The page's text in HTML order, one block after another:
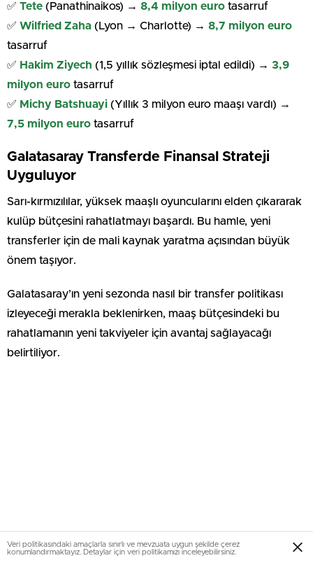
✅ Tete (Panathinaikos) → 8,4 milyon euro tasarruf
✅ Wilfried Zaha (Lyon → Charlotte) → 8,7 milyon euro
tasarruf
✅ Hakim Ziyech (1,5 yıllık sözleşmesi iptal edildi) → 3,9
milyon euro tasarruf
✅ Michy Batshuayi (Yıllık 3 milyon euro maaşı vardı) →
7,5 milyon euro tasarruf
Galatasaray Transferde Finansal Strateji
Uyguluyor
Sarı-kırmızılılar, yüksek maaşlı oyuncularını elden çıkararak
kulüp bütçesini rahatlatmayı başardı. Bu hamle, yeni
transferler için de mali kaynak yaratma açısından büyük
önem taşıyor.
Galatasaray’ın yeni sezonda nasıl bir transfer politikası
izleyeceği merakla beklenirken, maaş bütçesindeki bu
rahatlamanın yeni takviyeler için avantaj sağlayacağı
belirtiliyor.
Veri politikasındaki amaçlarla sınırlı ve mevzuata uygun şekilde çerez
konumlandırmaktayız. Detaylar için veri politikamızı inceleyebilirsiniz.